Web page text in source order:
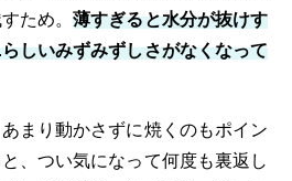
ため。薄すぎると水分が抜けす
しいみずみずしさがなくなって
まり動かさずに焼くのもポイン
、つい気になって何度も裏返し